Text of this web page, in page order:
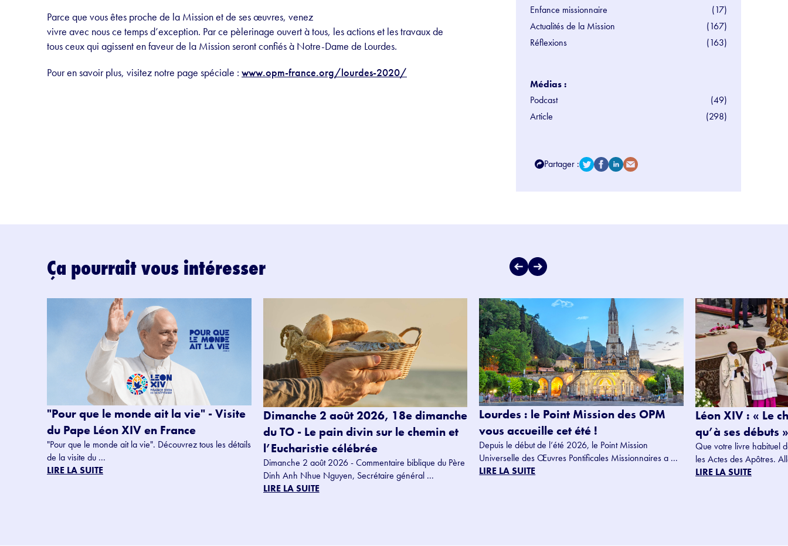
Parce que vous êtes proche de la Mission et de ses œuvres, venez
vivre avec nous ce temps d’exception. Par ce pèlerinage ouvert à tous, les actions et les travaux de
tous ceux qui agissent en faveur de la Mission seront confiés à Notre-Dame de Lourdes.
Pour en savoir plus, visitez notre page spéciale : www.opm-france.org/lourdes-2020/
Enfance missionnaire
(17)
Actualités de la Mission
(167)
Réflexions
(163)
Médias :
Podcast
(49)
Article
(298)
Partager :
Ça pourrait vous intéresser
"Pour que le monde ait la vie" - Visite
du Pape Léon XIV en France
"Pour que le monde ait la vie". Découvrez tous les détails
de la visite du ...
LIRE LA SUITE
Dimanche 2 août 2026, 18e dimanche
du TO - Le pain divin sur le chemin et
l’Eucharistie célébrée
Dimanche 2 août 2026 - Commentaire biblique du Père
Dinh Anh Nhue Nguyen, Secrétaire général ...
LIRE LA SUITE
Lourdes : le Point Mission des OPM
vous accueille cet été !
Depuis le début de l’été 2026, le Point Mission
Universelle des Œuvres Pontificales Missionnaires a ...
LIRE LA SUITE
Léon XIV : « Le
qu’à ses débuts
Que votre livre habituel
les Actes des Apôtres.
LIRE LA SUITE